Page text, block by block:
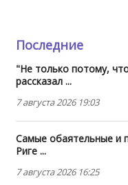
Последние
"Не только потому,
рассказал ...
7 августа 2026 19:03
Самые обаятельные и
Риге ...
7 августа 2026 16:25